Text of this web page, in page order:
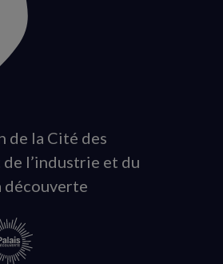
de la Cité des
de l’industrie et du
découverte